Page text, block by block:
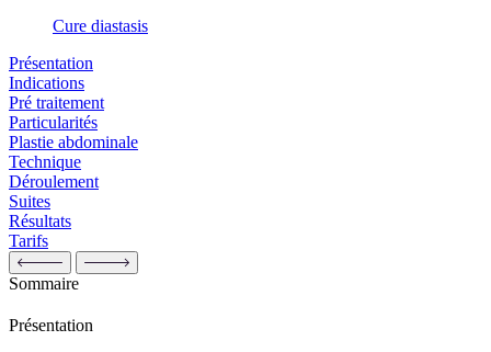
Cure diastasis
Présentation
Indications
Pré traitement
Particularités
Plastie abdominale
Technique
Déroulement
Suites
Résultats
Tarifs
Sommaire
Présentation